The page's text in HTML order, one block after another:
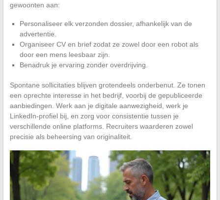
gewoonten aan:
Personaliseer elk verzonden dossier, afhankelijk van de
advertentie.
Organiseer CV en brief zodat ze zowel door een robot als
door een mens leesbaar zijn.
Benadruk je ervaring zonder overdrijving.
Spontane sollicitaties blijven grotendeels onderbenut. Ze tonen
een oprechte interesse in het bedrijf, voorbij de gepubliceerde
aanbiedingen. Werk aan je digitale aanwezigheid, werk je
LinkedIn-profiel bij, en zorg voor consistentie tussen je
verschillende online platforms. Recruiters waarderen zowel
precisie als beheersing van originaliteit.